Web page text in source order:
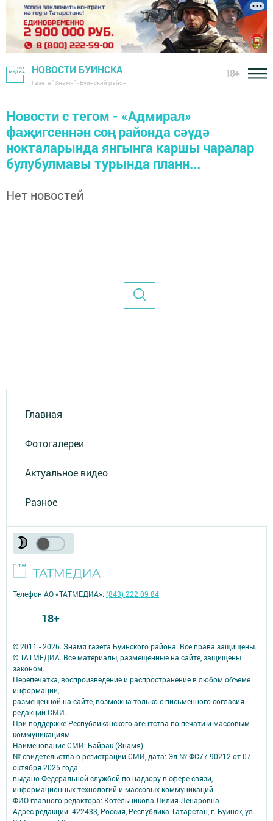
НОВОСТИ БУИНСКА
Газета "Знамя" - Буинский район
18+
Новости с тегом - «Адмирал»
фаҗигсеннән соң районда сәүдә
нокталарында янгынга каршы чаралар
булубулмавы турында планн...
Нет новостей
Главная
Фотогалереи
Актуальное видео
Разное
© 2011 - 2026. Знамя газета Буинского района. Все права защищены.
© ТАТМЕДИА. Все материалы, размещенные на сайте, защищены
законом.
Перепечатка, воспроизведение и распространение в любом объеме
информации,
размещенной на сайте, возможна только с письменного согласия
редакций СМИ.
При поддержке Республиканского агентства по печати и массовым
коммуникациям.
Наименование СМИ: Байрак (Знамя)
№ свидетельства о регистрации СМИ, дата: Эл № ФС77-90212 от 07
октября 2025 года
выдано Федеральной службой по надзору в сфере связи,
информационных технологий и массовых коммуникаций
ФИО главного редактора: Котельникова Лилия Ленаровна
Адрес редакции: 422433, Россия, Республика Татарстан, г. Буинск, ул.
Телефон АО «ТАТМЕДИА»:(843) 222 09 84
18+